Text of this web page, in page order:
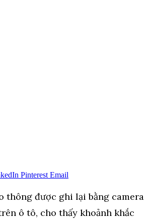
Pinterest Email
thông được ghi lại bằng camera
ô tô, cho thấy khoảnh khắc